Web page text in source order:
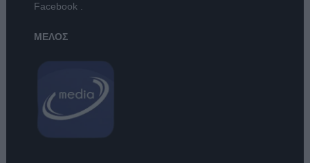
Facebook
ΜΕΛΟΣ